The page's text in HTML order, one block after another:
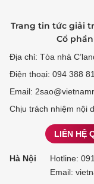
Trang tin tức giải
Cổ
Địa chỉ: Tòa nhà
Điện thoại: 094 388
Email:
Chịu trách nhiệm nội
LIÊN HỆ
Hà Nội Hotline:
Email: